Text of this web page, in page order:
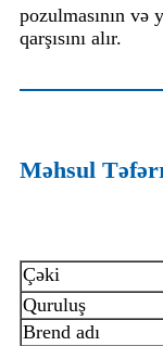
pozulmasının və
qarşısını alır.
Məhsul
Çəki
Quruluş
Brend adı